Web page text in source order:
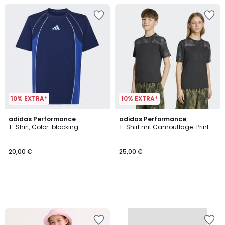
10% EXTRA*
adidas Performance
T-Shirt, Color-blocking
20,00 €
10% EXTRA*
adidas Performance
T-Shirt mit Camouflage-Print
25,00 €